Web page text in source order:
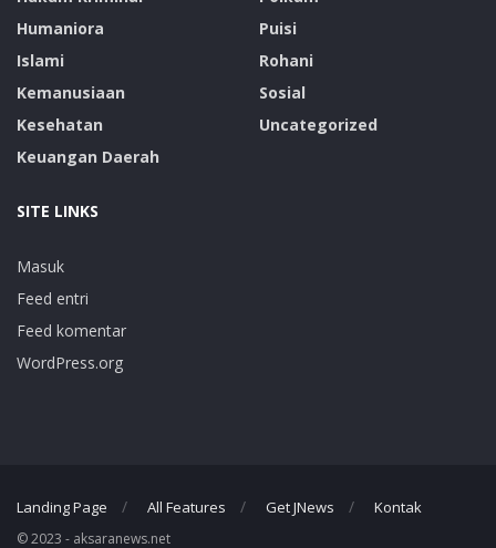
Humaniora
Islami
Kemanusiaan
Kesehatan
Keuangan Daerah
Puisi
Rohani
Sosial
Uncategorized
SITE LINKS
Masuk
Feed entri
Feed komentar
WordPress.org
Landing Page All Features Get JNews Kontak
© 2023 - aksaranews.net